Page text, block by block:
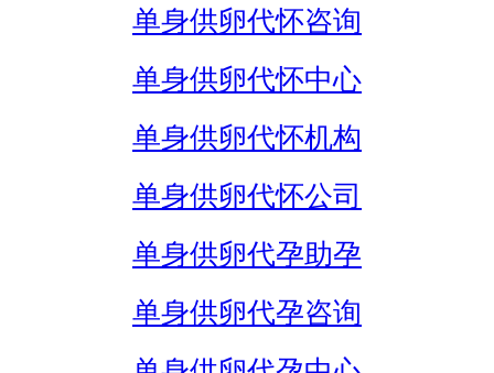
单身供卵代怀咨询
单身供卵代怀中心
单身供卵代怀机构
单身供卵代怀公司
单身供卵代孕助孕
单身供卵代孕咨询